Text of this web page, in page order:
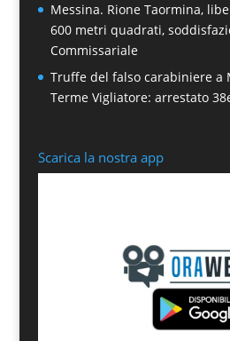
Messina. Rione Taormina,
600 metri quadrati,
Commissariale
Truffe del falso carabiniere a
Terme Vigliatore: arrestato
Scarica la nostra app